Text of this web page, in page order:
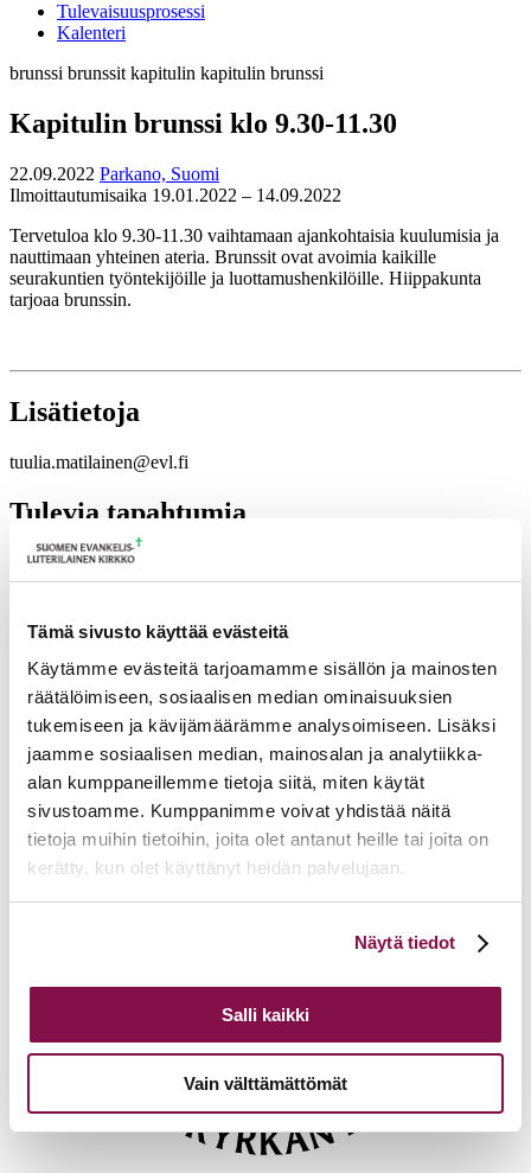
Tämä sivusto käyttää evästeitä
Käytämme evästeitä tarjoamamme sisällön ja mainosten
räätälöimiseen, sosiaalisen median ominaisuuksien
tukemiseen ja kävijämäärämme analysoimiseen. Lisäksi
jaamme sosiaalisen median, mainosalan ja analytiikka-
alan kumppaneillemme tietoja siitä, miten käytät
sivustoamme. Kumppanimme voivat yhdistää näitä
tietoja muihin tietoihin, joita olet antanut heille tai joita on
kerätty, kun olet käyttänyt heidän palvelujaan.
linkistä.
Näytä tiedot
Salli kaikki
Vain välttämättömät
Tulevaisuusprosessi
Kalenteri
brunssi brunssit kapitulin kapitulin brunssi
Kapitulin brunssi klo 9.30-11.30
22.09.2022 Parkano, Suomi
Ilmoittautumisaika 19.01.2022 – 14.09.2022
Tervetuloa klo 9.30-11.30 vaihtamaan ajankohtaisia kuulumisia ja
nauttimaan yhteinen ateria. Brunssit ovat avoimia kaikille
seurakuntien työntekijöille ja luottamushenkilöille. Hiippakunta
tarjoaa brunssin.
Lisätietoja
tuulia.matilainen@evl.fi
Tulevia tapahtumia
Tuomiokapitulin istunto
runojen, taiteen ja luonnon äärellä 25.08.2026
Toimistoväen verkostotapaaminen 08.09.2026
Takaisin tapahtumiin